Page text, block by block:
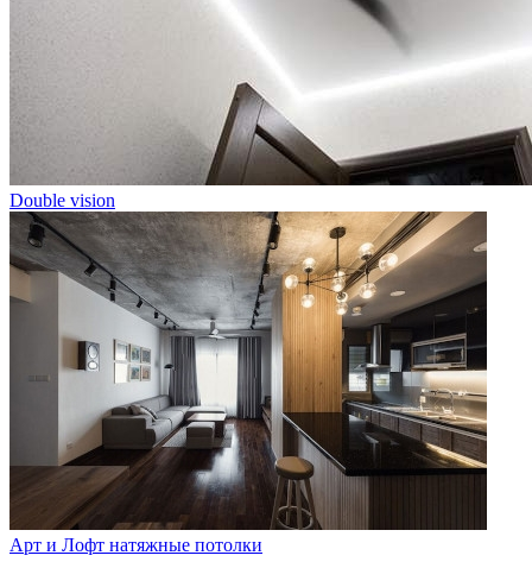
Double vision
Арт и Лофт натяжные потолки